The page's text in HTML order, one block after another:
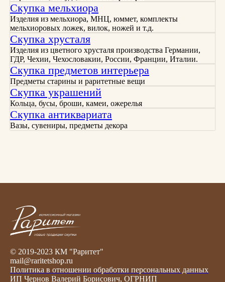
Скупка мельхиора
Изделия из мельхиора, МНЦ, юммет, комплекты
мельхиоровых ложек, вилок, ножей и т.д.
Скупка хрусталя
Изделия из цветного хрусталя производства Германии,
ГДР, Чехии, Чехословакии, России, Франции, Италии.
Скупка предметов интерьера
Предметы старины и раритетные вещи
Скупка украшений
Кольца, бусы, броши, камеи, ожерелья
Скупка антиквариата
Вазы, сувениры, предметы декора
© 2019-2023 КМ "Раритет"
mail@raritetshop.ru
Политика в отношении обработки персональных данных
ИП Чернов Валерий Борисович, ОГРНИП